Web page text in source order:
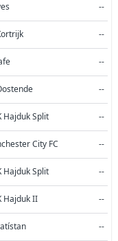
--
--
--
--
Hajduk Split --
City FC --
Hajduk Split --
Hajduk II --
--